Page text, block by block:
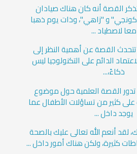
القصة أنه كان هناك صيادان
و "زاهي"، وذات يوم ذهبا
معا لاصطياد ...
تتحدث القصة عن أهمية النظر إلى
الدائم على التكنولوجيا ليس
ذكاءً،...
القصة العلمية حول موضوع
كثير من تساؤلات الأطفال عما
يوجد داخل ...
لقد أنعم الله تعالى عليك بالصحة
كثيرة، ولكن هناك أمور داخل ...